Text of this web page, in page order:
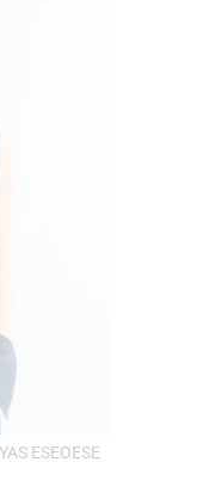
ESEOESE